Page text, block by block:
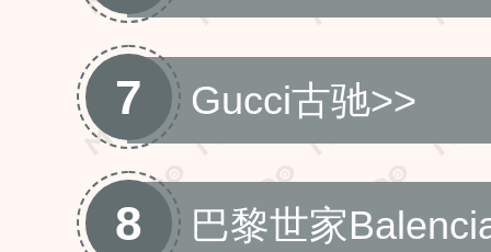
7 Gucci古驰>>
8 巴黎世家